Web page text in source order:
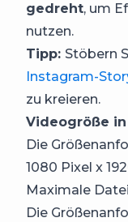
gedreht, um
nutzen.
Tipp: Stöbern
Instagram-
zu kreieren.
Videogröße
Die
1080 Pixel x
Maximale
Die